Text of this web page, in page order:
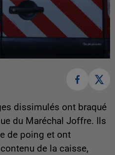
dissimulés ont braqué
du Maréchal Joffre. Ils
de poing et ont
de la caisse,